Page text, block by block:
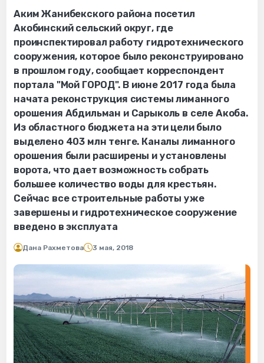
Аким Жанибекского района посетил
Акобинский сельский округ, где
проинспектировал работу гидротехнического
сооружения, которое было реконструировано
в прошлом году, сообщает корреспондент
портала "Мой ГОРОД". В июне 2017 года была
начата реконструкция системы лиманного
орошения Абдильман и Сарыколь в селе Акоба.
Из областного бюджета на эти цели было
выделено 403 млн тенге. Каналы лиманного
орошения были расширены и установлены
ворота, что дает возможность собрать
большее количество воды для крестьян.
Сейчас все строительные работы уже
завершены и гидротехническое сооружение
введено в эксплуата
Дана Рахметова 3 мая, 2018